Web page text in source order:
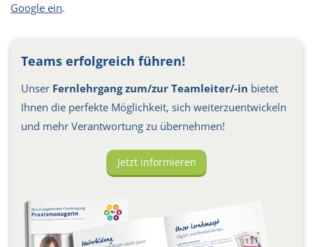
Google ein.
Teams erfolgreich führen!
Unser Fernlehrgang zum/zur Teamleiter/-in bietet
Ihnen die perfekte Möglichkeit, sich weiterzuentwickeln
und mehr Verantwortung zu übernehmen!
Jetzt informieren